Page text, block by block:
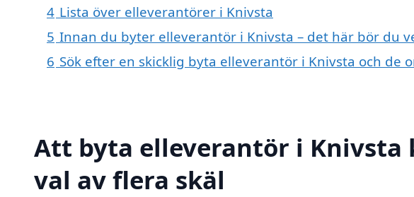
4 Lista över elleverantörer i Knivsta
5 Innan du byter elleverantör i Knivsta – det här bör du
6 Sök efter en skicklig byta elleverantör i Knivsta och de
Att byta elleverantör i Knivsta
val av flera skäl